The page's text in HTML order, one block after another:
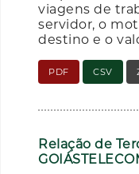
viagens de
servidor, o
destino e o
PDF CSV
Relação de